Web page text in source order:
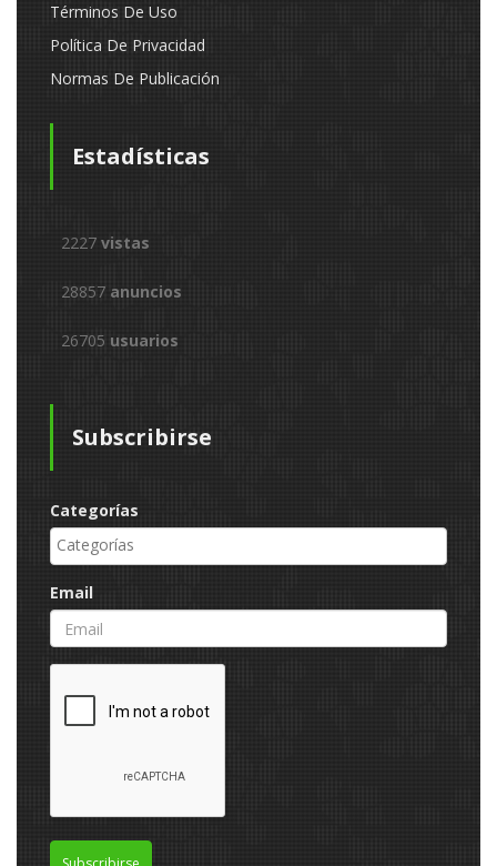
Términos De Uso
Política De Privacidad
Normas De Publicación
Estadísticas
2227 vistas
28857 anuncios
26705 usuarios
Subscribirse
Categorías
Email